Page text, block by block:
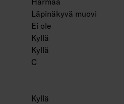
Läpinäkyvä muovi
Ei ole
Kyllä
Kyllä
C
Kyllä